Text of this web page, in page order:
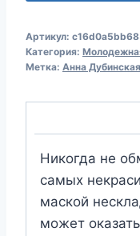
Артикул:
Категория:
Метка: Анна Дубинская
Никогда не
самых
маской
может